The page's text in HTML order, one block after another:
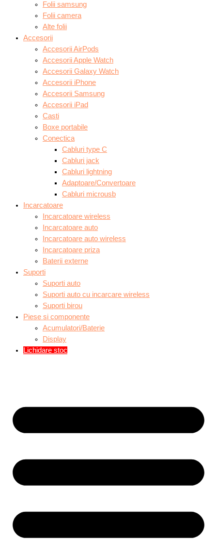
Folii samsung
Folii camera
Alte folii
Accesorii
Accesorii AirPods
Accesorii Apple Watch
Accesorii Galaxy Watch
Accesorii iPhone
Accesorii Samsung
Accesorii iPad
Casti
Boxe portabile
Conectica
Cabluri type C
Cabluri jack
Cabluri lightning
Adaptoare/Convertoare
Cabluri microusb
Incarcatoare
Incarcatoare wireless
Incarcatoare auto
Incarcatoare auto wireless
Incarcatoare priza
Baterii externe
Suporti
Suporti auto
Suporti auto cu incarcare wireless
Suporti birou
Piese si componente
Acumulatori/Baterie
Display
Lichidare stoc